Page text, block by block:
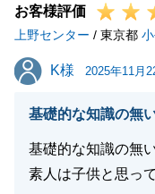
ます。
お客様評価
上野センター / 東京都
K様
K様 2025年11月
基礎的な知識の無
基礎的な知識の無
素人は子供と思っ